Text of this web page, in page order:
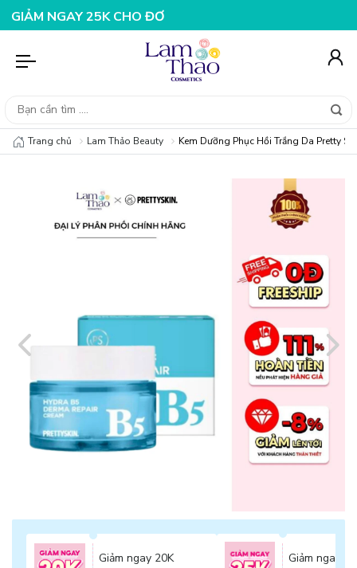
25K CHO ĐƠN HÀNG 99K
Trang chủ Lam Thảo Beauty Kem Dưỡng Phục Hồi Trắng Da Pretty
Giảm ngay 20K
Giảm ngay